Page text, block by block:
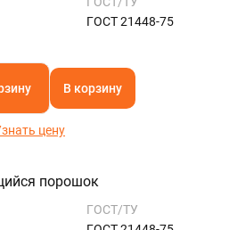
ГОСТ 21448-75
В корзину
цену
порошок
ГОСТ/ТУ